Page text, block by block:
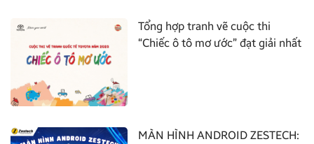
Tổng hợp tranh vẽ cuộc thi
“Chiếc ô tô mơ ước” đạt giải nhất
MÀN HÌNH ANDROID ZESTECH: